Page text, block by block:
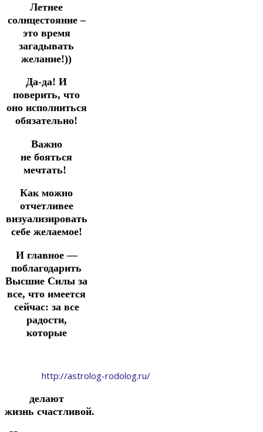
Летнее
солнцестояние –
это время
загадывать
желание!))
Да-да! И
поверить, что
оно исполниться
обязательно!
Важно
не бояться
мечтать!
Как можно
отчетливее
визуализировать
себе желаемое!
И главное —
поблагодарить
Высшие Силы за
все, что имеется
сейчас: за все
радости,
которые
http://astrolog-rodolog.ru/
делают
жизнь счастливой.